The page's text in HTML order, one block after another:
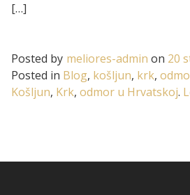
[…]
Posted by meliores-admin on 20
Posted in Blog, košljun, krk,
Košljun, Krk, odmor u Hrvatskoj.